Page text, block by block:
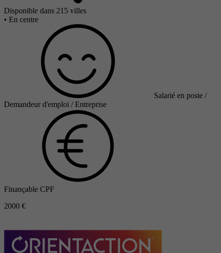
Disponible dans 215 villes
• En centre
Salarié en poste /
Demandeur d'emploi / Entreprise
Finançable CPF
2000 €